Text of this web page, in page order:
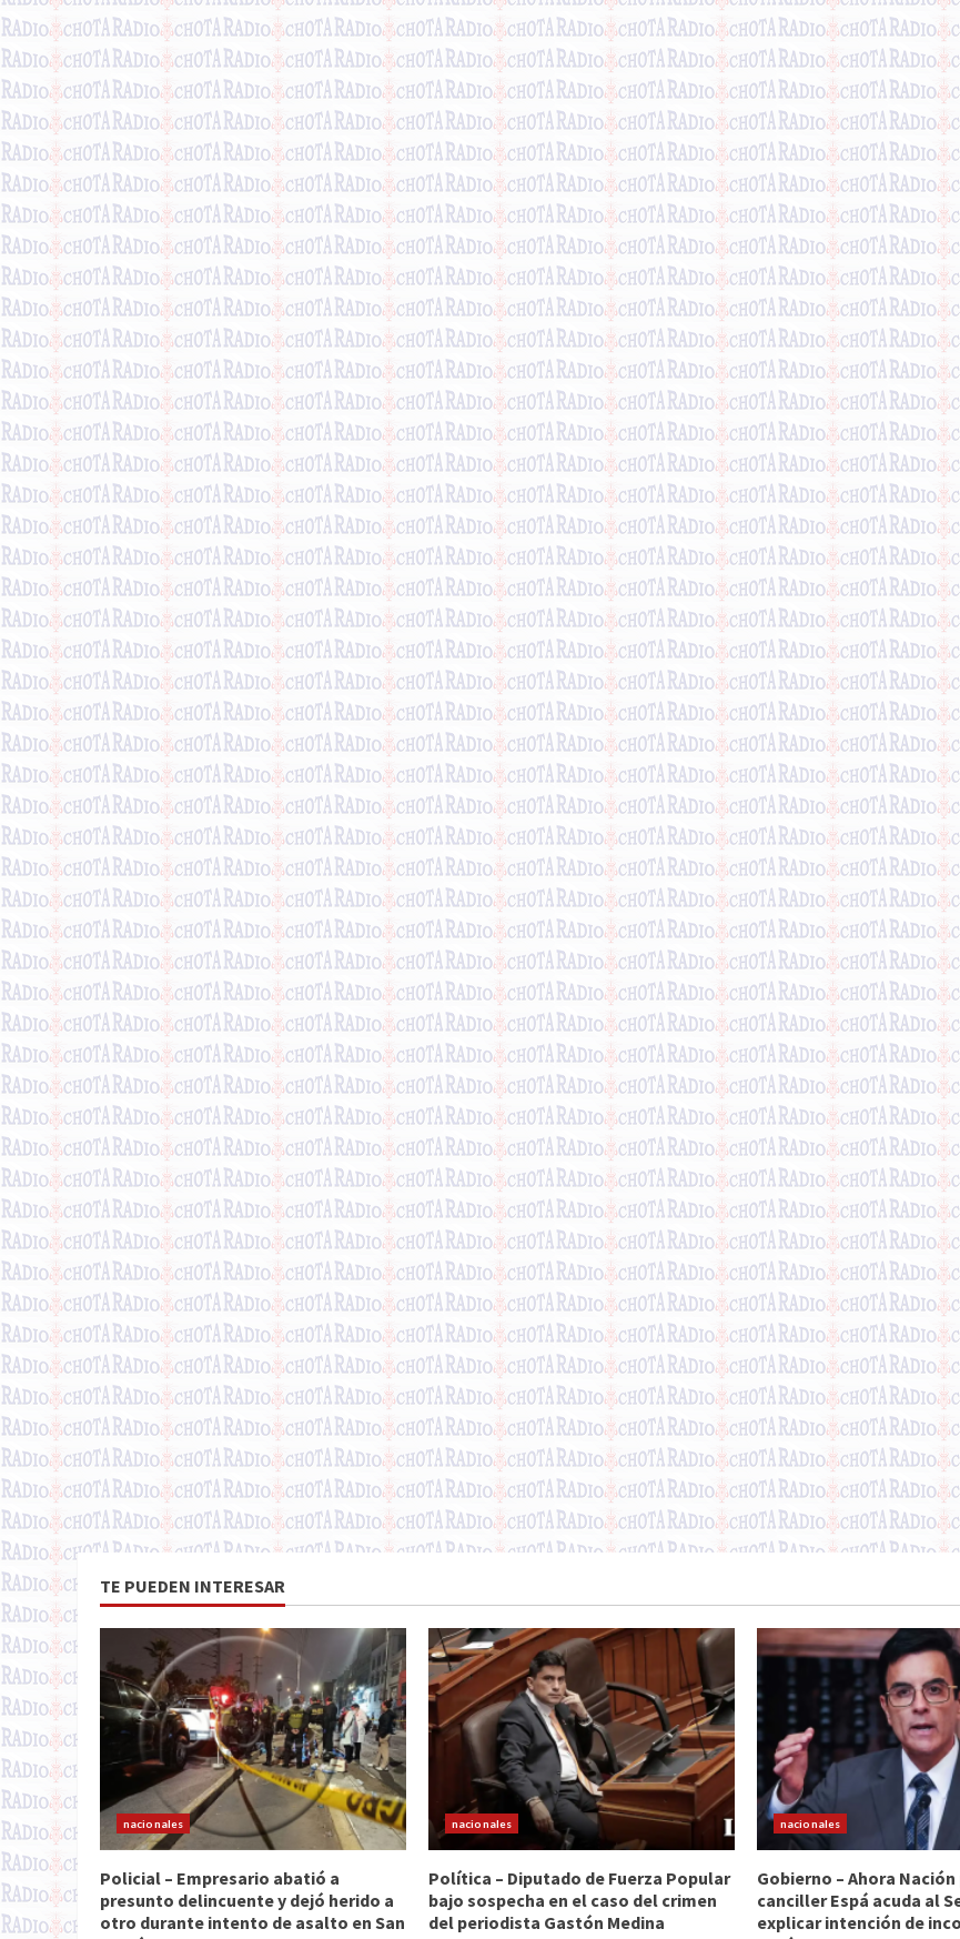
TE PUEDEN INTERESAR
nacionales
Policial – Empresario abatió a
presunto delincuente y dejó herido a
otro durante intento de asalto en San
nacionales
Política – Diputado de Fuerza Popular
bajo sospecha en el caso del crimen
del periodista Gastón Medina
nacionales
Gobierno – Ahora
canciller Espá acuda al
explicar intención de